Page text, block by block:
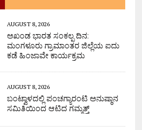
AUGUST 8, 2026
ಅಖಂಡ ಭಾರತ ಸಂಕಲ್ಪ ದಿನ:
ಮಂಗಳೂರು ಗ್ರಾಮಾಂತರ ಜಿಲ್ಲೆಯ ಐದು
ಕಡೆ ಹಿಂಜಾವೇ ಕಾರ್ಯಕ್ರಮ
AUGUST 8, 2026
ಬಂಟ್ವಾಳದಲ್ಲಿ ಪಂಚಗ್ಯಾರಂಟಿ ಅನುಷ್ಠಾನ
ಸಮಿತಿಯಿಂದ ಆಟಿದ ಗಮ್ಮತ್ತ್